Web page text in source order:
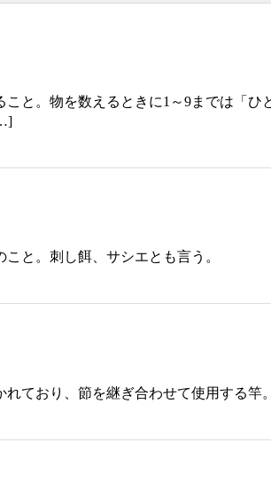
こと。物を数えるときに1～9までは「
と。刺し餌、サシエとも言う。
れており、節を継ぎ合わせて使用する竿。